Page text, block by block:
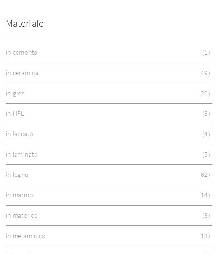
Materiale
in cemento 1
in ceramica 49
in gres 20
in HPL 3
in laccato 4
in laminato 5
in legno 62
in marmo 14
in materico 3
in melaminico 13